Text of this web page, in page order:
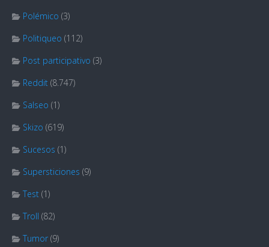
Polémico (3)
Politiqueo (112)
Post participativo (3)
Reddit (8.747)
Salseo (1)
Skizo (619)
Sucesos (1)
Supersticiones (9)
Test (1)
Troll (82)
Tumor (9)